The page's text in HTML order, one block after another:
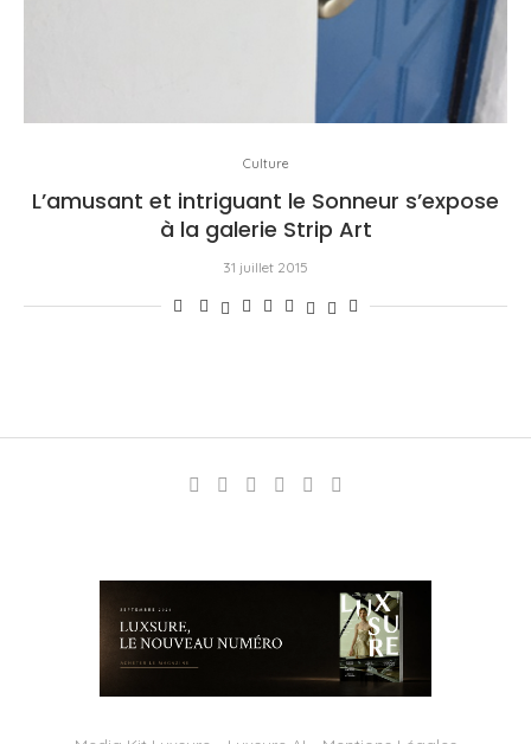
Culture
L’amusant et intriguant le Sonneur s’expose
à la galerie Strip Art
31 juillet 2015